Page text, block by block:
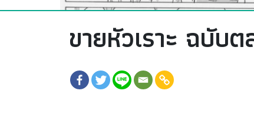
ขายหัวเราะ ฉบับ